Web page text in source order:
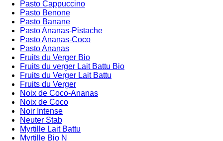
Pasto Cappuccino
Pasto Benone
Pasto Banane
Pasto Ananas-Pistache
Pasto Ananas-Coco
Pasto Ananas
Fruits du Verger Bio
Fruits du verger Lait Battu Bio
Fruits du Verger Lait Battu
Fruits du Verger
Noix de Coco-Ananas
Noix de Coco
Noir Intense
Neuter Stab
Myrtille Lait Battu
Myrtille Bio N